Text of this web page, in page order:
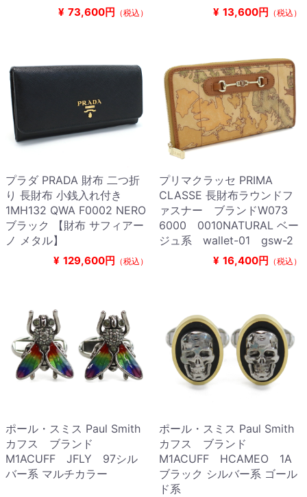
¥ 73,600円 （税込） ¥ 13,600円 （税込）
プラダ PRADA 財布 二つ折
り 長財布 小銭入れ付き
1MH132 QWA F0002 NERO
ブラック 【財布 サフィアー
ノ メタル】
¥ 129,600円 （税込）
プリマクラッセ PRIMA
CLASSE 長財布ラウンドフ
ァスナー ブランドW073
6000 0010NATURAL ベー
ジュ系 wallet-01 gsw-2
¥ 16,400円 （税込）
ポール・スミス Paul Smith
カフス ブランド
M1ACUFF JFLY 97シル
バー系 マルチカラー
ポール・スミス Paul Smith
カフス ブランド
M1ACUFF HCAMEO 1A
ブラック シルバー系 ゴール
ド系